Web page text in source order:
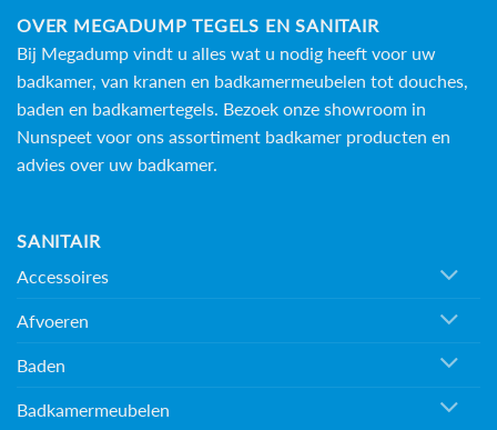
OVER MEGADUMP TEGELS EN SANITAIR
Bij Megadump vindt u alles wat u nodig heeft voor uw
badkamer, van kranen en badkamermeubelen tot douches,
baden en badkamertegels . Bezoek onze showroom in
Nunspeet voor ons assortiment badkamer producten en
advies over uw badkamer.
SANITAIR
Accessoires
Afvoeren
Baden
Badkamermeubelen